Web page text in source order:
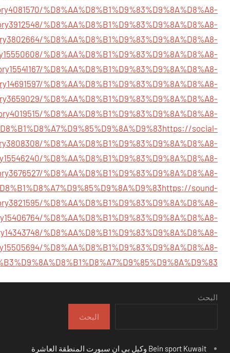
%D8%AA%D8%B1%D9%83%D9%8A%D8%A8-
%D8%AA%D8%B1%D9%83%D9%8A%D8%A8-
%D8%AA%D8%B1%D9%83%D9%8A%D8%A8-
%D8%AA%D8%B1%D9%83%D9%8A%D8%A8-
%D8%AA%D8%B1%D9%83%D9%8A%D8%A8-
%D8%AA%D8%B1%D9%83%D9%8A%D8%A8-
%D8%AA%D8%B1%D9%83%D9%8A%D8%A8-
%D8%AA%D8%B1%D9%83%D9%8A%D8%A8-
https://social-
%D8%AA%D8%B1%D9%83%D9%8A%D8%A8-
%D8%AA%D8%B1%D9%83%D9%8A%D8%A8-
%D8%AA%D8%B1%D9%83%D9%8A%D8%A8-
https://sound-
%D8%AA%D8%B1%D9%83%D9%8A%D8%A8-
%D8%AA%D8%B1%D9%83%D9%8A%D8%A8-
%D8%AA%D8%B1%D9%83%D9%8A%D8%A8-
%D8%AA%D8%B1%D9%83%D9%8A%D8%A8-
البحث
البحث